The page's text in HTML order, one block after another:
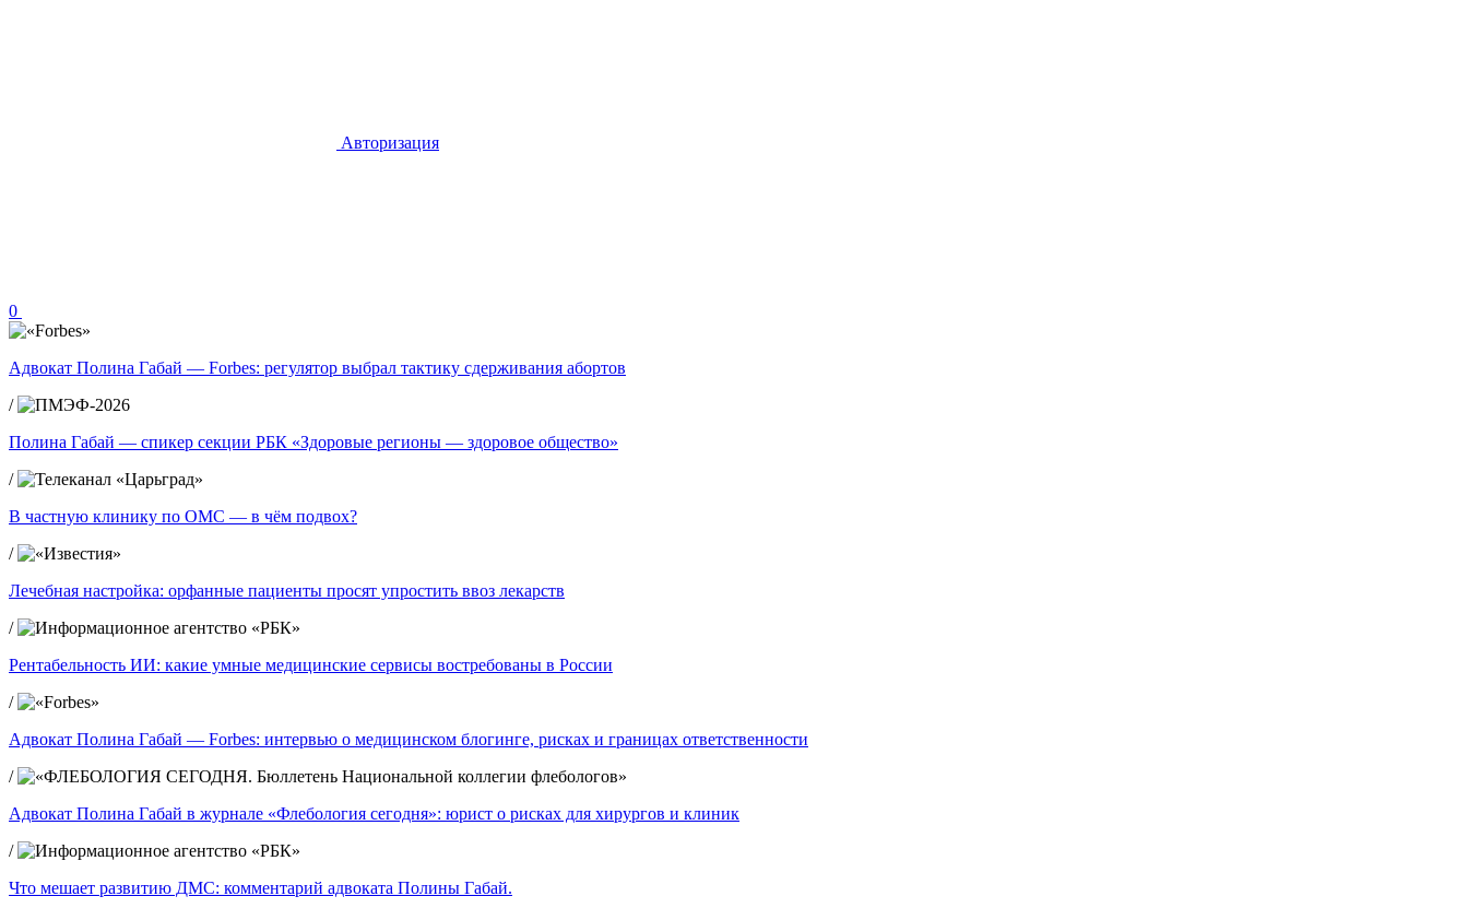
Авторизация
0
Адвокат Полина Габай — Forbes: регулятор выбрал тактику сдерживания абортов
/
Полина Габай — спикер секции РБК «Здоровые регионы — здоровое общество»
/
В частную клинику по ОМС — в чём подвох?
/
Лечебная настройка: орфанные пациенты просят упростить ввоз лекарств
/
Рентабельность ИИ: какие умные медицинские сервисы востребованы в России
/
Адвокат Полина Габай — Forbes: интервью о медицинском блогинге, рисках и границах ответственности
/
Адвокат Полина Габай в журнале «Флебология сегодня»: юрист о рисках для хирургов и клиник
/
Что мешает развитию ДМС: комментарий адвоката Полины Габай.